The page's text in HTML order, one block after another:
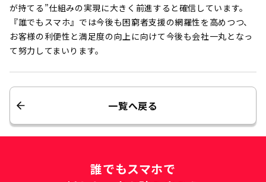
が持てる”仕組みの実現に大きく前進すると確信しています。
『誰でもスマホ』では今後も困窮者支援の網羅性を高めつつ、
お客様の利便性と満足度の向上に向けて今後も会社一丸となっ
て努力してまいります。
一覧へ戻る
誰でもスマホで